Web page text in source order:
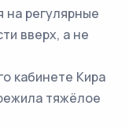
на регулярные
вверх, а не
кабинете Кира
тяжёлое